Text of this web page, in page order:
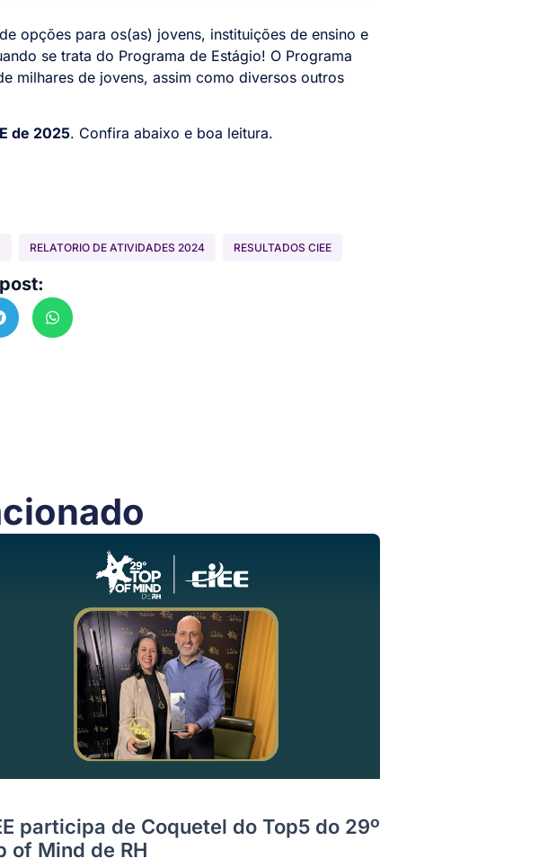
opções para os(as) jovens, instituições de ensino e
se trata do Programa de Estágio! O Programa
milhares de jovens, assim como diversos outros
de 2025. Confira abaixo e boa leitura.
RELATORIO DE ATIVIDADES 2024 RESULTADOS CIEE
participa de Coquetel do Top5 do 29º
of Mind de RH